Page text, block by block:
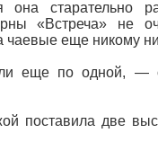
она старательно
«Встреча»
чаевые еще никому
по одной, —
поставила две